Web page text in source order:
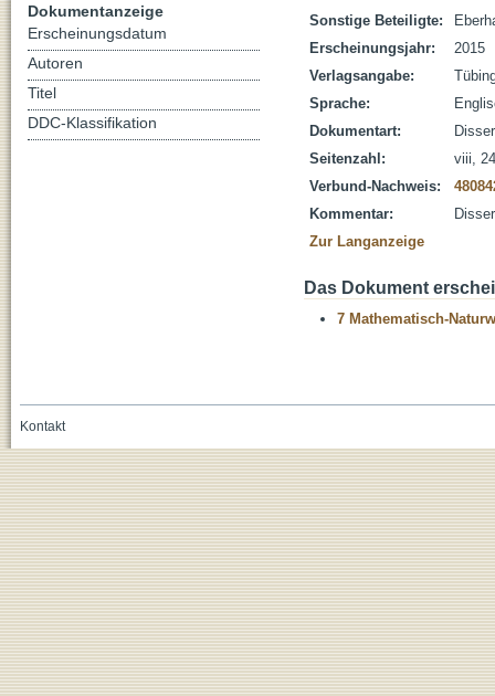
Sonstige Beteiligte:
Erscheinungsjahr:
2015
Verlagsangabe:
Sprache:
Dokumentart:
Seitenzahl:
viii,
Verbund-Nachweis:
Kommentar:
Zur Langanzeige
Das Dokument
7 Mathematisch-
Dokumentanzeige
Erscheinungsdatum
Autoren
Titel
DDC-Klassifikation
Kontakt